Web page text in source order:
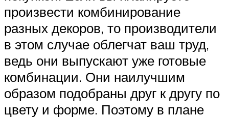
произвести комбинирование
разных декоров, то производители
в этом случае облегчат ваш труд,
ведь они выпускают уже готовые
комбинации. Они наилучшим
образом подобраны друг к другу по
цвету и форме. Поэтому в плане